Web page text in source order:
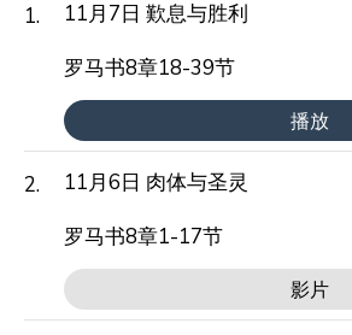
1.
11月7日 歎息与胜利
罗马书8章18-39节
播放
2.
11月6日 肉体与圣灵
罗马书8章1-17节
影片